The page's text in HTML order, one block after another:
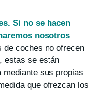
Si no se hacen
nosotros
de coches no ofrecen
estas se están
mediante sus propias
que ofrezcan los